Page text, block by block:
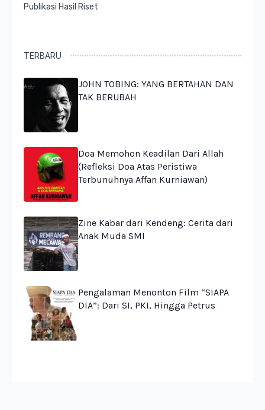
Publikasi Hasil Riset
TERBARU
JOHN TOBING: YANG BERTAHAN DAN
TAK BERUBAH
Doa Memohon Keadilan Dari Allah
(Refleksi Doa Atas Peristiwa
Terbunuhnya Affan Kurniawan)
Zine Kabar dari Kendeng: Cerita dari
Anak Muda SMI
Pengalaman Menonton Film “SIAPA
DIA”: Dari SI, PKI, Hingga Petrus